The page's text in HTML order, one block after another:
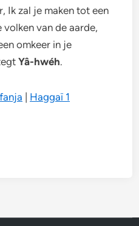
Ik zal je maken tot een
van de aarde,
omkeer in je
Yâ-hwéh.
Haggaï 1